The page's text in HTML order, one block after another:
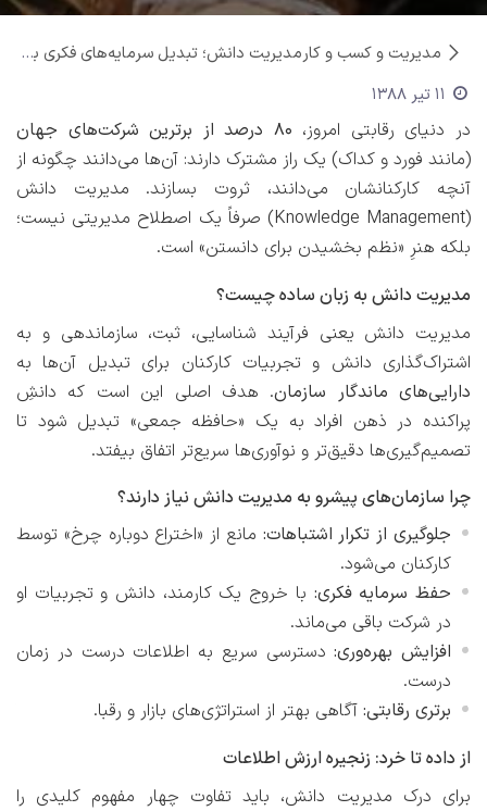
مدیریت و کسب و کارمدیریت دانش؛ تبدیل سرمایه‌های فکری به قدرت سازمانی
11 تیر 1388
در دنیای رقابتی امروز، ۸۰ درصد از برترین شرکت‌های جهان
(مانند فورد و کداک) یک راز مشترک دارند: آن‌ها می‌دانند چگونه از
آنچه کارکنانشان می‌دانند، ثروت بسازند. مدیریت دانش
(Knowledge Management) صرفاً یک اصطلاح مدیریتی نیست؛
بلکه هنرِ «نظم بخشیدن برای دانستن» است.
مدیریت دانش به زبان ساده چیست؟
مدیریت دانش یعنی فرآیند شناسایی، ثبت، سازماندهی و به
اشتراک‌گذاری دانش و تجربیات کارکنان برای تبدیل آن‌ها به
دارایی‌های ماندگار سازمان. هدف اصلی این است که دانشِ
پراکنده در ذهن افراد به یک «حافظه جمعی» تبدیل شود تا
تصمیم‌گیری‌ها دقیق‌تر و نوآوری‌ها سریع‌تر اتفاق بیفتد.
چرا سازمان‌های پیشرو به مدیریت دانش نیاز دارند؟
جلوگیری از تکرار اشتباهات: مانع از «اختراع دوباره چرخ» توسط
کارکنان می‌شود.
حفظ سرمایه فکری: با خروج یک کارمند، دانش و تجربیات او
در شرکت باقی می‌ماند.
افزایش بهره‌وری:دسترسی سریع به اطلاعات درست در زمان
درست.
برتری رقابتی: آگاهی بهتر از استراتژی‌های بازار و رقبا.
از داده تا خرد: زنجیره ارزش اطلاعات
برای درک مدیریت دانش، باید تفاوت چهار مفهوم کلیدی را